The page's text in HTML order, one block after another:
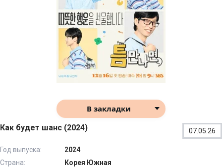
В закладки
Как будет шанс (2024) 07.05.26
Год выпуска:
2024
Страна:
Корея Южная